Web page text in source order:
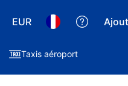
EUR
Taxis aéroport